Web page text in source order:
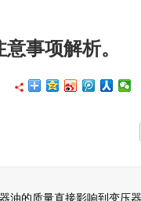
事项解析。
油的质量直接影响到变压